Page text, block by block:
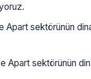
Apart sektörünün
Apart sektörünün